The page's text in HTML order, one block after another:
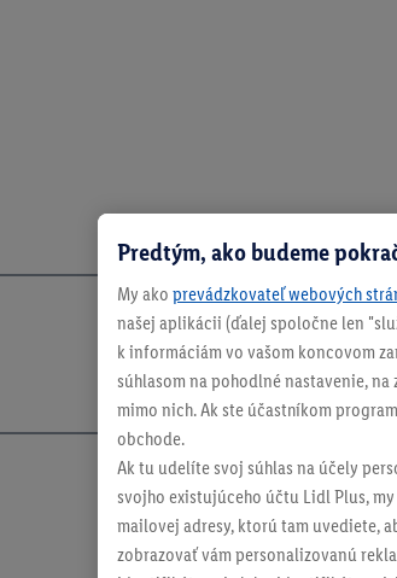
Predtým, ako budeme
My ako prevádzkovateľ webových
našej aplikácii (ďalej spoločne len
k informáciám vo vašom koncovom
súhlasom na pohodlné nastavenie,
mimo nich. Ak ste účastníkom
obchode.
Ak tu udelíte svoj súhlas na účely
svojho existujúceho účtu Lidl Plus,
mailovej adresy, ktorú tam uvediete,
zobrazovať vám personalizovanú